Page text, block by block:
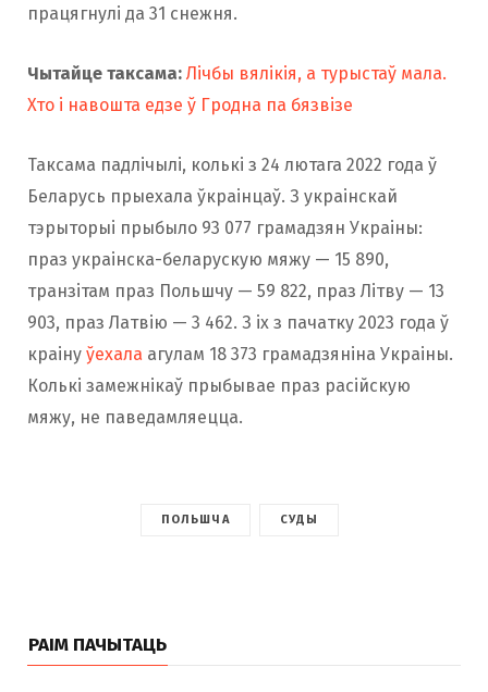
працягнулі да 31 снежня.
Чытайце таксама: Лічбы вялікія, а турыстаў мала.
Хто і навошта едзе ў Гродна па бязвізе
Таксама падлічылі, колькі з 24 лютага 2022 года ў
Беларусь прыехала ўкраінцаў. З украінскай
тэрыторыі прыбыло 93 077 грамадзян Украіны:
праз украінска-беларускую мяжу — 15 890,
транзітам праз Польшчу — 59 822, праз Літву — 13
903, праз Латвію — 3 462. З іх з пачатку 2023 года ў
краіну ўехала агулам 18 373 грамадзяніна Украіны.
Колькі замежнікаў прыбывае праз расійскую
мяжу, не паведамляецца.
ПОЛЬШЧА СУДЫ
РАІМ ПАЧЫТАЦЬ